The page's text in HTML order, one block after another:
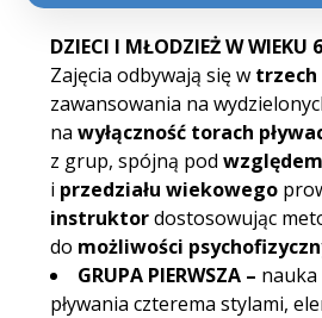
DZIECI I MŁODZIEŻ W WIEKU
Zajęcia odbywają się w trzech
zawansowania na
nawyłączność torach
z grup, spójną pod
i przedziału wiekowego
instruktordostosowując
do możliwości
GRUPA PIERWSZA –
pływania czterema stylami,